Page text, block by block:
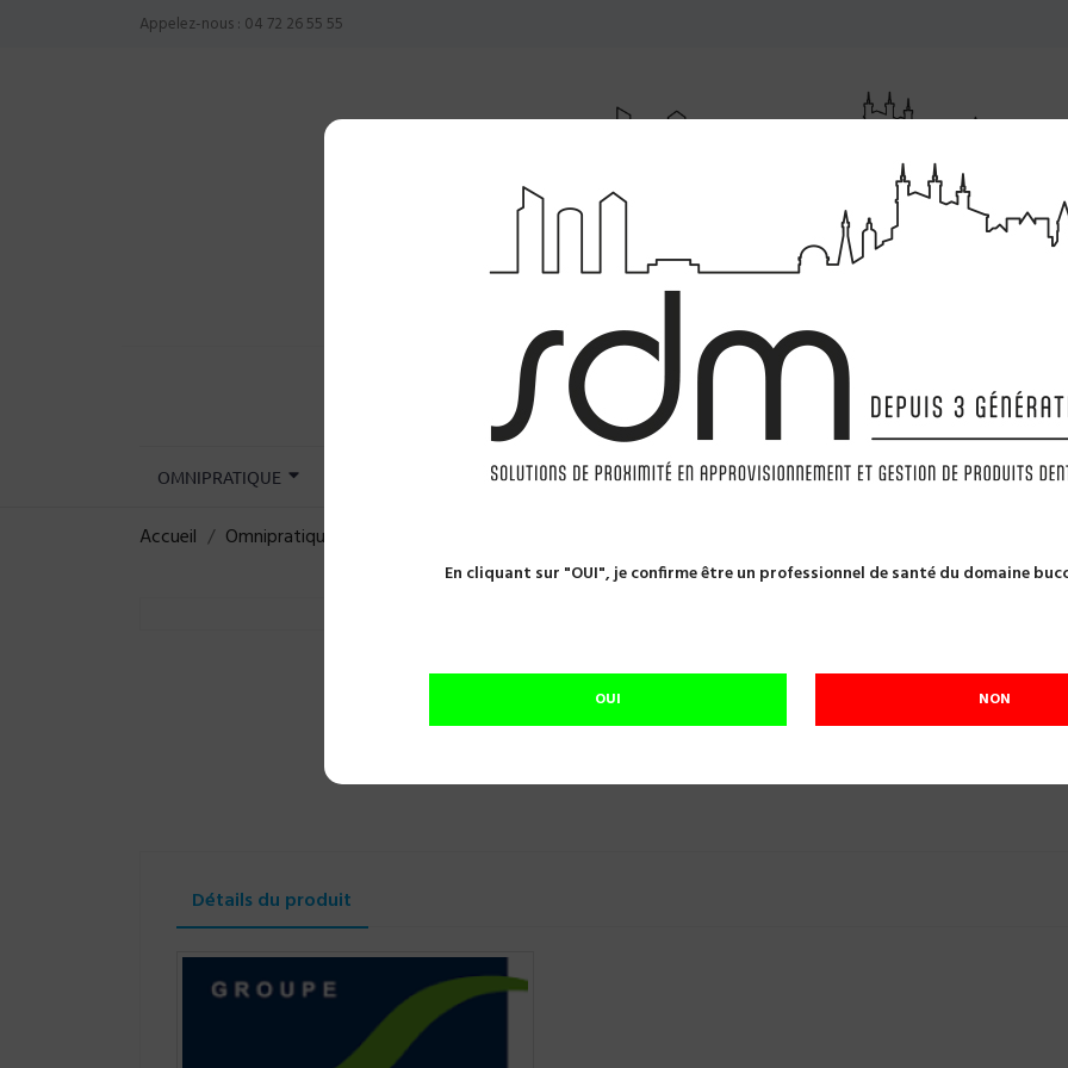
En cliquant sur "OUI", je confirme être un professionnel de santé du domaine
OUI NON
Appelez-nous : 04 72 26 55 55
OMNIPRATIQUE INSTRUMENTATIONS MATÉRIELS LABORATOIRE
Accueil Omnipratique

Détails du produit